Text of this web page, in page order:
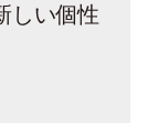
しい個性